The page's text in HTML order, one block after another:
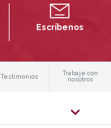
Escríbenos
Testimonios
Trabaje con
nosotros